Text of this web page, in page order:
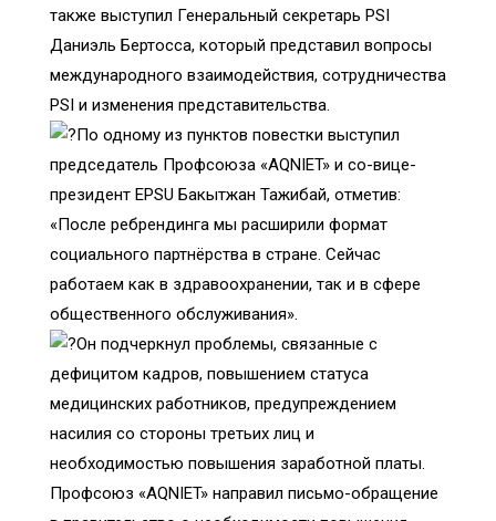
также выступил Генеральный секретарь PSI
Даниэль Бертосса, который представил вопросы
международного взаимодействия, сотрудничества
PSI и изменения представительства.
По одному из пунктов повестки выступил
председатель Профсоюза «AQNIET» и со-вице-
президент EPSU Бакытжан Тажибай, отметив:
«После ребрендинга мы расширили формат
социального партнёрства в стране. Сейчас
работаем как в здравоохранении, так и в сфере
общественного обслуживания».
Он подчеркнул проблемы, связанные с
дефицитом кадров, повышением статуса
медицинских работников, предупреждением
насилия со стороны третьих лиц и
необходимостью повышения заработной платы.
Профсоюз «AQNIET» направил письмо-обращение